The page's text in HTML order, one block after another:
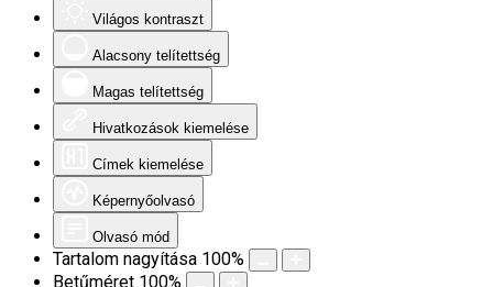
Világos kontraszt
Alacsony telítettség
Magas telítettség
Hivatkozások kiemelése
Címek kiemelése
Képernyőolvasó
Olvasó mód
Tartalom nagyítása 100%
Betűméret 100%